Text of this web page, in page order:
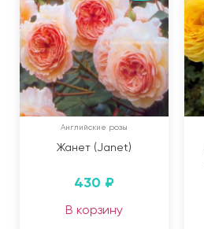
Английские розы
Жанет (Janet)
430 ₽
В корзину